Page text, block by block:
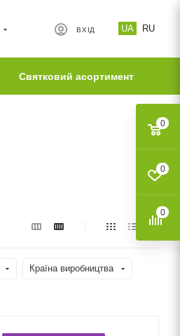
UA RU
ВХІД
Святковий асортимент
Країна виробництва
0
0
0